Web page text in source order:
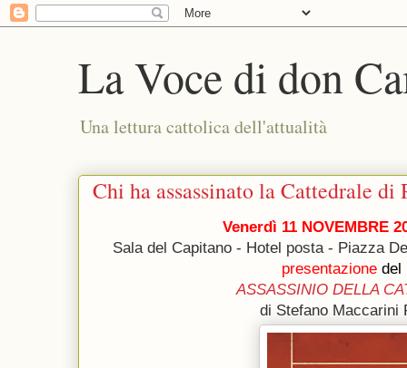
La Voce di don
Una lettura cattolica dell'attualità
Chi ha assassinato la Cattedrale
Venerdì 11 NOVEMBRE
Sala del Capitano - Hotel posta - Piazza
presentazione del
ASSASSINIO DELLA
di Stefano Maccarini